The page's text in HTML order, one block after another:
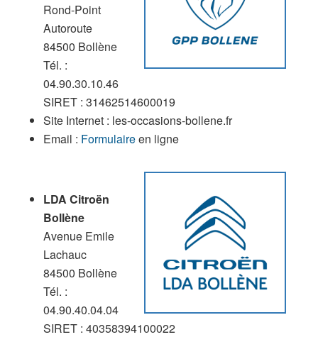
Rond-Point
Autoroute
84500 Bollène
Tél. :
04.90.30.10.46
SIRET : 31462514600019
Site Internet : les-occasions-bollene.fr
Email : Formulaireen ligne
LDA Citroën
Bollène
Avenue Emile
Lachauc
84500 Bollène
Tél. :
04.90.40.04.04
SIRET : 40358394100022